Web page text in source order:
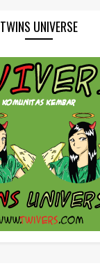
TWINS UNIVERSE